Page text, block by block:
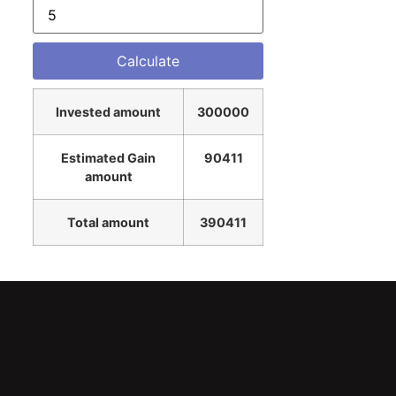
Invested amount 300000
Estimated Gain
amount
90411
Total amount 390411